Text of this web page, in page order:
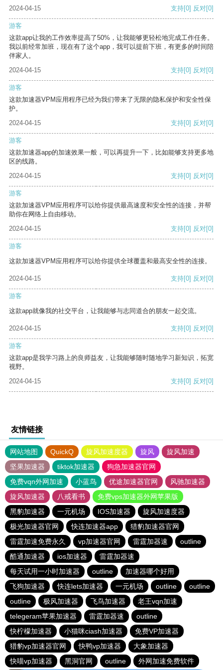
2024-04-15 支持[0] 反对[0]
游客
这款app让我的工作效率提高了50%，让我能够更轻松地完成工作任务。
我以前经常加班，现在有了这个app，我可以提前下班，有更多的时间陪
伴家人。
2024-04-15
支持[0] 反对[0]
游客
这款加速器VPM应用程序已经为我们带来了无限的隐私保护和安全性保
护。
2024-04-15
支持[0] 反对[0]
游客
这款加速器app的加速效果一般，可以再提升一下，比如能够支持更多地
区的线路。
2024-04-15
支持[0] 反对[0]
游客
这款加速器VPM应用程序可以给你提供最高速度和安全性的连接，并帮
助你在网络上自由移动。
2024-04-15
支持[0] 反对[0]
游客
这款加速器VPM应用程序可以给你提供全球覆盖和最高安全性的连接。
2024-04-15 支持[0] 反对[0]
游客
这款app就像我的社交平台，让我能够与志同道合的朋友一起交流。
2024-04-15 支持[0] 反对[0]
游客
这款app是我学习路上的良师益友，让我能够随时随地学习新知识，拓宽
视野。
2024-04-15
支持[0] 反对[0]
友情链接
网站地图 QuickQ 旋风加速度器 旋风
旋风加速
坚果加速器
tiktok加速器
狗急加速器官网
免费vqn外网加速
小蓝鸟 优途加速器官网
风驰加速器
旋风加速器
八戒看书
免费vps加速器外网苹果版
黑豹加速器
一元机场 IOS加速器
旋风加速度器
极光加速器官网
快连加速器app
猎豹加速器官网
雷霆加速免费永久
vp加速器官网 雷霆加器速
outline
酷通加速器
ios加速器
雷霆加器速
每天试用一小时加速器
outline
加速器哪个好用
飞狗加速器
快连lets加速器 一元机场 outline
outline
outline
极风加速器 飞鸟加速器
老王vqn加速
telegeram苹果加速器
雷霆加器速
outline
快柠檬加速器
小猫咪ciash加速器
免费VP加速器
猎豹vp加速器官网
快鸭vp加速器
大象加速器
快喵vp加速器
黑洞官网 outline 外网加速免费软件